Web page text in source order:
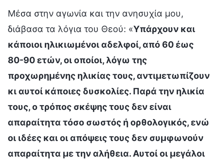
Μέσα στην αγωνία και την ανησυχία μου,
διάβασα τα λόγια του Θεού: «Υπάρχουν και
κάποιοι ηλικιωμένοι αδελφοί, από 60 έως
80-90 ετών, οι οποίοι, λόγω της
προχωρημένης ηλικίας τους, αντιμετωπίζουν
κι αυτοί κάποιες δυσκολίες. Παρά την ηλικία
τους, ο τρόπος σκέψης τους δεν είναι
απαραίτητα τόσο σωστός ή ορθολογικός, ενώ
οι ιδέες και οι απόψεις τους δεν συμφωνούν
απαραίτητα με την αλήθεια. Αυτοί οι μεγάλοι